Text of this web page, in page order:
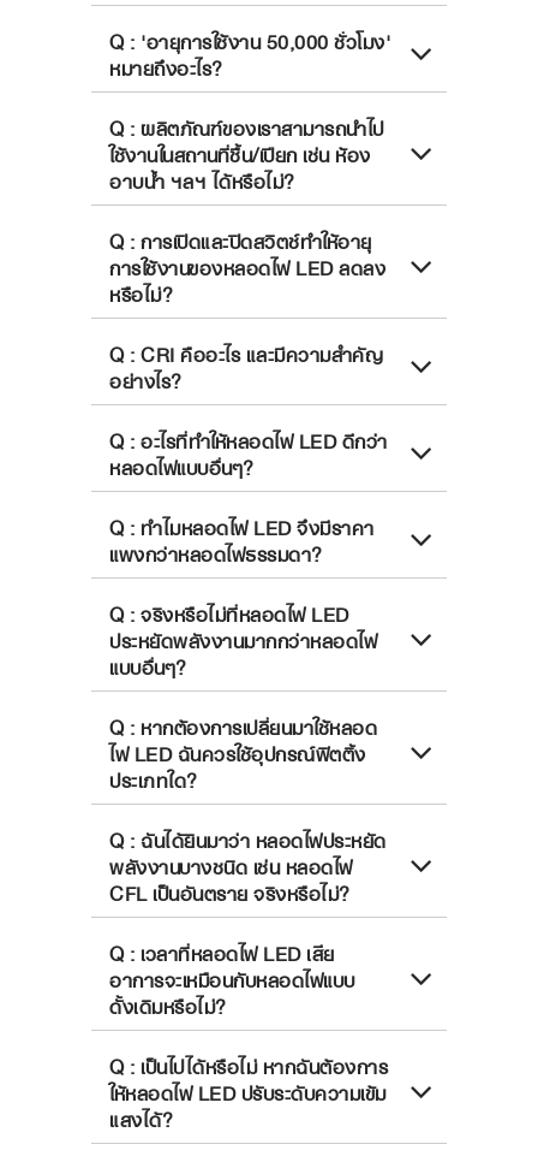
Q : 'อายุการใช้งาน 50,000 ชั่วโมง'
หมายถึงอะไร?
Q : ผลิตภัณฑ์ของเราสามารถนำไป
ใช้งานในสถานที่ชื้น/เปียก เช่น ห้อง
อาบน้ำ ฯลฯ ได้หรือไม่?
Q : การเปิดและปิดสวิตช์ทำให้อายุ
การใช้งานของหลอดไฟ LED ลดลง
หรือไม่?
Q : CRI คืออะไร และมีความสำคัญ
อย่างไร?
Q : อะไรที่ทำให้หลอดไฟ LED ดีกว่า
หลอดไฟแบบอื่นๆ?
Q : ทำไมหลอดไฟ LED จึงมีราคา
แพงกว่าหลอดไฟธรรมดา?
Q : จริงหรือไม่ที่หลอดไฟ LED
ประหยัดพลังงานมากกว่าหลอดไฟ
แบบอื่นๆ?
Q : หากต้องการเปลี่ยนมาใช้หลอด
ไฟ LED ฉันควรใช้อุปกรณ์ฟิตติ้ง
ประเภทใด?
Q : ฉันได้ยินมาว่า หลอดไฟประหยัด
พลังงานบางชนิด เช่น หลอดไฟ
CFL เป็นอันตราย จริงหรือไม่?
Q : เวลาที่หลอดไฟ LED เสีย
อาการจะเหมือนกับหลอดไฟแบบ
ดั้งเดิมหรือไม่?
Q : เป็นไปได้หรือไม่ หากฉันต้องการ
ให้หลอดไฟ LED ปรับระดับความเข้ม
แสงได้?